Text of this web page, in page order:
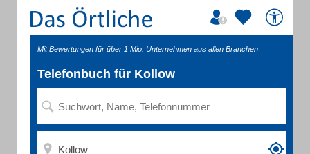
Mit Bewertungen für über 1 Mio. Unternehmen aus allen Branchen
Telefonbuch für Kollow